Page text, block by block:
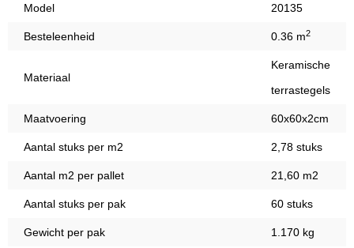
Model 20135
Besteleenheid 0.36 m2
Materiaal
Keramische
terrastegels
Maatvoering 60x60x2cm
Aantal stuks per m2 2,78 stuks
Aantal m2 per pallet 21,60 m2
Aantal stuks per pak 60 stuks
Gewicht per pak 1.170 kg